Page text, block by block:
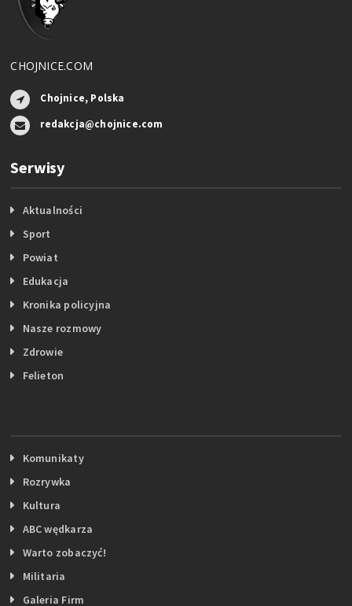
CHOJNICE.COM
Chojnice, Polska
redakcja@chojnice.com
Serwisy
Aktualności
Sport
Powiat
Edukacja
Kronika policyjna
Nasze rozmowy
Zdrowie
Felieton
Komunikaty
Rozrywka
Kultura
ABC wędkarza
Warto zobaczyć!
Militaria
Galeria Firm